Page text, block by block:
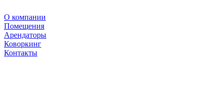
О компании
Помещения
Арендаторы
Коворкинг
Контакты